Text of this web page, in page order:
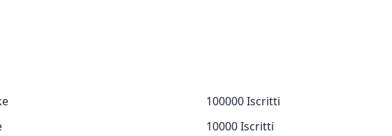
100000 Iscritti
10000 Iscritti